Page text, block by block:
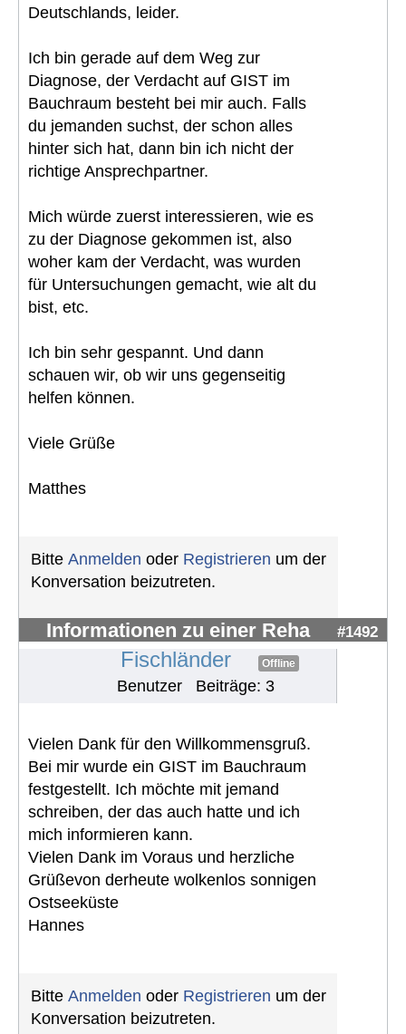
Deutschlands, leider.
Ich bin gerade auf dem Weg zur
Diagnose, der Verdacht auf GIST im
Bauchraum besteht bei mir auch. Falls
du jemanden suchst, der schon alles
hinter sich hat, dann bin ich nicht der
richtige Ansprechpartner.
Mich würde zuerst interessieren, wie es
zu der Diagnose gekommen ist, also
woher kam der Verdacht, was wurden
für Untersuchungen gemacht, wie alt du
bist, etc.
Ich bin sehr gespannt. Und dann
schauen wir, ob wir uns gegenseitig
helfen können.
Viele Grüße
Matthes
Bitte Anmelden oder Registrieren um der
Konversation beizutreten.
Informationen zu einer Reha #1492
Fischländer Offline
Benutzer Beiträge: 3
Vielen Dank für den Willkommensgruß.
Bei mir wurde ein GIST im Bauchraum
festgestellt. Ich möchte mit jemand
schreiben, der das auch hatte und ich
mich informieren kann.
Vielen Dank im Voraus und herzliche
Grüßevon derheute wolkenlos sonnigen
Ostseeküste
Hannes
Bitte Anmelden oder Registrieren um der
Konversation beizutreten.